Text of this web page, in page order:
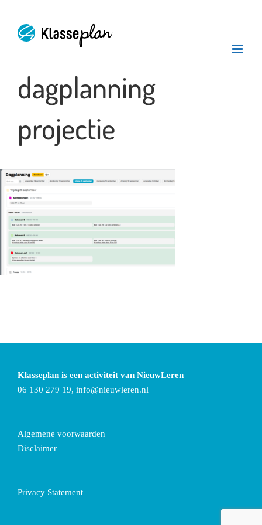
inhoud
dagplanning
projectie
Klasseplan is een activiteit van NieuwLeren
06 130 279 19, info@nieuwleren.nl
Algemene voorwaarden
Disclaimer
Privacy Statement